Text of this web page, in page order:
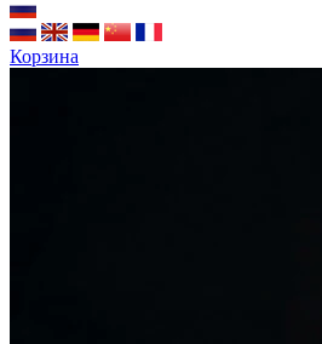
Корзина